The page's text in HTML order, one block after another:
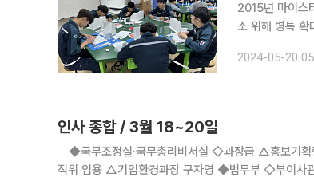
2015년 마이스
소 위해 병특 확대해야” “우리나라 조선업이 다시 부흥기를 맞으면
서 사명감과 열
2024-05-20
인사 종합 / 3월 18~20일
◆국무조정실·국무총리비서실 ◇과장급 △홍보기
직위 임용 △기업환경과장 구자영 ◆법무부 ◇부이사관(3급) 승진 △수원출입국·외국인청장 박상욱 ◇서기관(4급) 승진 △부산출입국·